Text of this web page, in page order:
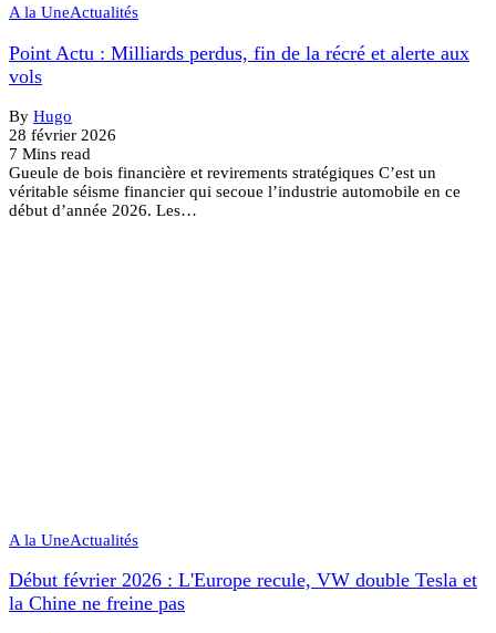
A la UneActualités
Point Actu : Milliards perdus, fin de la récré et alerte aux
vols
By Hugo
28 février 2026
7 Mins read
Gueule de bois financière et revirements stratégiques C’est un
véritable séisme financier qui secoue l’industrie automobile en ce
début d’année 2026. Les…
A la UneActualités
Début février 2026 : L'Europe recule, VW double Tesla et
la Chine ne freine pas